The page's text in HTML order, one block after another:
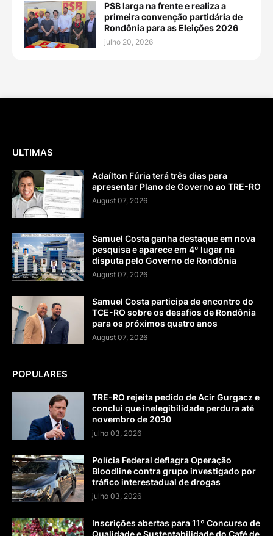
PSB larga na frente e realiza a
primeira convenção partidária de
Rondônia para as Eleições 2026
julho 20, 2026
ULTIMAS
Adaílton Fúria terá três dias para
apresentar Plano de Governo ao TRE-RO
August 07, 2026
Samuel Costa ganha destaque em nova
pesquisa e aparece em 4º lugar na
disputa pelo Governo de Rondônia
August 07, 2026
Samuel Costa participa de encontro do
TCE-RO sobre os desafios de Rondônia
para os próximos quatro anos
August 07, 2026
POPULARES
TRE-RO rejeita pedido de Acir Gurgacz e
conclui que inelegibilidade perdura até
novembro de 2030
julho 03, 2026
Polícia Federal deflagra Operação
Bloodline contra grupo investigado por
tráfico interestadual de drogas
julho 03, 2026
Inscrições abertas para 11º Concurso de